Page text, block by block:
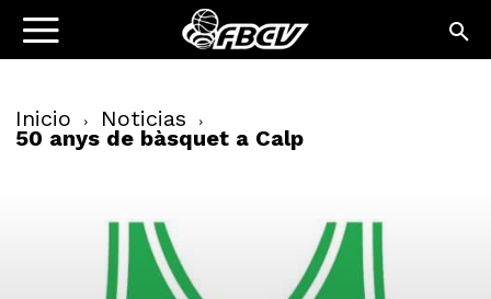
Inicio Noticias
50 anys de bàsquet a Calp